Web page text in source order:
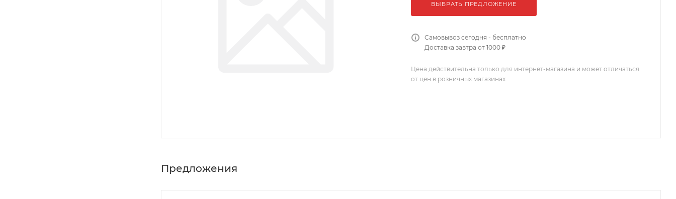
ВЫБРАТЬ ПРЕДЛОЖЕНИЕ
Самовывоз сегодня - бесплатно
Доставка завтра от 1000 ₽
Цена действительна только для интернет-магазина и может отличаться
от цен в розничных магазинах
Предложения